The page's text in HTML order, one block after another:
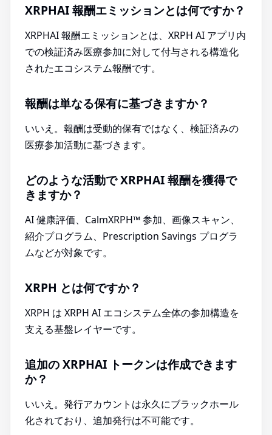
XRPHAI 報酬エミッションとは何ですか？
XRPHAI 報酬エミッションとは、XRPH AI アプリ内
での検証済み医療参加に対して付与される構造化
されたエコシステム報酬です。
報酬は単なる保有に基づきますか？
いいえ。報酬は受動的保有ではなく、検証済みの
医療参加活動に基づきます。
どのような活動で XRPHAI 報酬を獲得で
きますか？
AI 健康評価、CalmXRPH™ 参加、画像スキャン、
紹介プログラム、Prescription Savings プログラ
ムなどが対象です。
XRPH とは何ですか？
XRPH は XRPH AI エコシステム全体の参加構造を
支える基盤レイヤーです。
追加の XRPHAI トークンは作成できます
か？
いいえ。発行アカウントは永久にブラックホール
化されており、追加発行は不可能です。